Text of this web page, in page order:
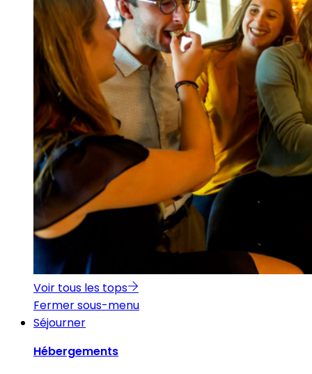
Voir tous les tops
Fermer sous-menu
Séjourner
Hébergements